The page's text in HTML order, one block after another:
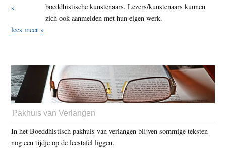
boeddhistische kunstenaars. Lezers/kunstenaars kunnen
zich ook aanmelden met hun eigen werk.
lees meer »
Pakhuis van Verlangen
In het Boeddhistisch pakhuis van verlangen blijven sommige teksten
nog een tijdje op de leestafel liggen.